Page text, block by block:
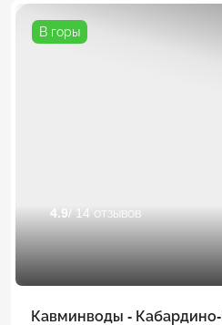
В горы
4.9 / 14 отзывов
Кавминводы -